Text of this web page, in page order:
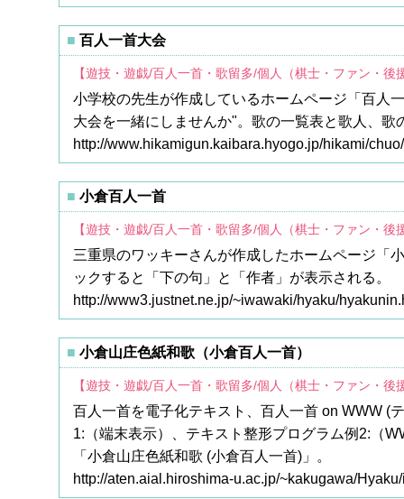
百人一首大会
【遊技・遊戯/百人一首・歌留多/個人（棋士・ファン・後
小学校の先生が作成しているホームページ「百人
大会を一緒にしませんか"。歌の一覧表と歌人、
http://www.hikamigun.kaibara.hyogo.jp/hikami/
小倉百人一首
【遊技・遊戯/百人一首・歌留多/個人（棋士・ファン・後
三重県のワッキーさんが作成したホームページ「
ックすると「下の句」と「作者」が表示される。
http://www3.justnet.ne.jp/~iwawaki/hyaku/
小倉山庄色紙和歌（小倉百人一首）
【遊技・遊戯/百人一首・歌留多/個人（棋士・ファン・後
百人一首を電子化テキスト、百人一首 on WWW (
1:（端末表示）、テキスト整形プログラム例2:（
「小倉山庄色紙和歌 (小倉百人一首)」。
http://aten.aial.hiroshima-u.ac.jp/~kakugawa/